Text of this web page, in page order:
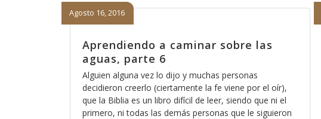
Aprendiendo a caminar sobre las
aguas, parte 6
Agosto 16, 2016
Alguien alguna vez lo dijo y muchas personas
decidieron creerlo (ciertamente la fe viene por el oír),
que la Biblia es un libro difícil de leer, siendo que ni el
primero, ni todas las demás personas que le siguieron